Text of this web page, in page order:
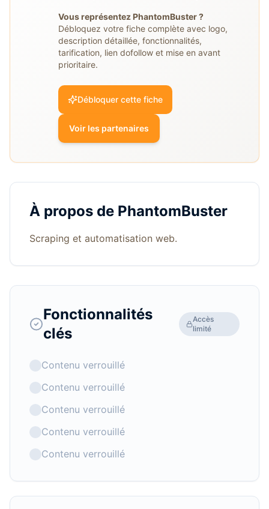
Vous représentezPhantomBuster?
Débloquez votre fiche complète avec logo,
description détaillée, fonctionnalités,
tarification, lien dofollow et mise en avant
prioritaire.
Débloquer cette fiche
Voir les partenaires
À propos de PhantomBuster
Scraping et automatisation web.
Fonctionnalités
clés
Accès
limité
Contenu verrouillé
Contenu verrouillé
Contenu verrouillé
Contenu verrouillé
Contenu verrouillé